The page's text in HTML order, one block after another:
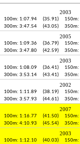
2003
100m: 1:07.94 (35.91)
150m:
300m: 3:47.54 (43.05) 350m:
2005
100m: 1:09.36 (36.79)
150m:
300m: 3:47.80 (42.59) 350m:
2003
100m: 1:08.09 (36.41)
150m:
300m: 3:53.14 (43.41) 350m:
2002
100m: 1:11.89 (38.19)
150m:
300m: 3:57.93 (44.61) 350m:
2007
100m: 1:16.77 (41.50)
150m:
300m: 4:10.93 (45.54) 350m:
2003
100m: 1:12.10 (40.03)
150m: